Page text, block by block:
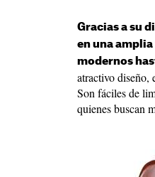
Gracias a su
en una
modernos
atractivo diseño,
Son fáciles de
quienes buscan